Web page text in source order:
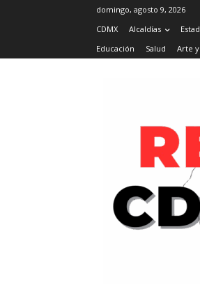
domingo, agosto 9, 2026
CDMX
Alcaldías
Educación
Salud Arte